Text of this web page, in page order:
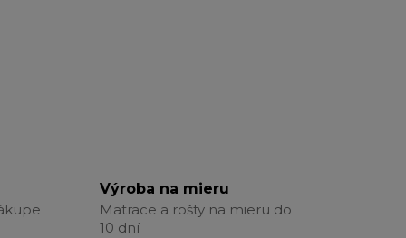
Výroba na mieru
Matrace a rošty na mieru do
10 dní